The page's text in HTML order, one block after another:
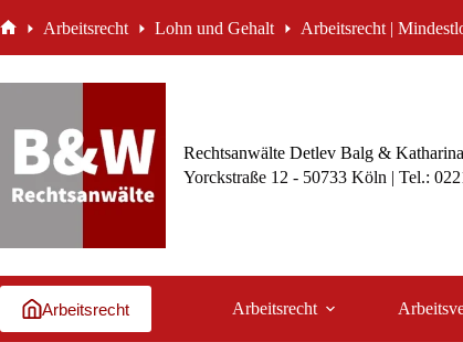
Inhalt Arbeitsrecht Lohn und Gehalt Arbeitsrecht |
Rechtsanwälte Detlev Balg &
Yorckstraße 12 - 50733 Köln | Tel.:
Arbeitsrecht Arbeitsrecht